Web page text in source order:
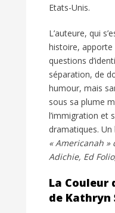
Etats-Unis.
L’auteure, qui
histoire, apporte
questions
séparation, de
humour, mais
sous sa plume
l’immigration et
dramatiques. Un
« Americanah »
Adichie, Ed
La Couleur
de